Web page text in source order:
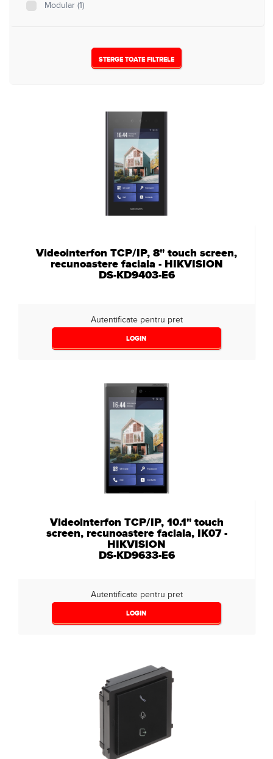
Modular (1)
STERGE TOATE FILTRELE
Videointerfon TCP/IP, 8" touch screen,
recunoastere faciala - HIKVISION
DS-KD9403-E6
Autentificate pentru pret
LOGIN
Videointerfon TCP/IP, 10.1" touch
screen, recunoastere faciala, IK07 -
HIKVISION
DS-KD9633-E6
Autentificate pentru pret
LOGIN